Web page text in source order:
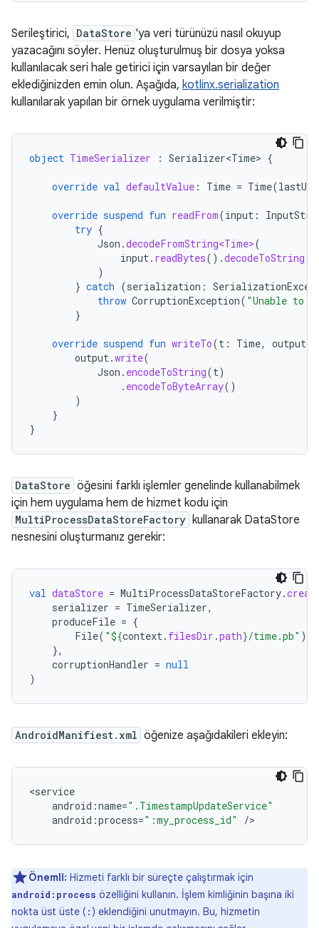
Serileştirici, DataStore 'ya veri türünüzü nasıl okuyup
yazacağını söyler. Henüz oluşturulmuş bir dosya yoksa
kullanılacak seri hale getirici için varsayılan bir değer
eklediğinizden emin olun. Aşağıda, kotlinx.serialization
kullanılarak yapılan bir örnek uygulama verilmiştir:
object TimeSerializer : Serializer<Time> {
override val defaultValue : Time = Time(
override suspend fun readFrom(input :
try {
Json .decodeFromString<Time>(
input. readBytes().decodeToString()
)
} catch (serialization :
throw CorruptionException( "Unable to
}
override suspend fun writeTo(t : Time, output
output.write(
Json . encodeToString(t)
. encodeToByteArray()
)
}
}
DataStore öğesini farklı işlemler genelinde kullanabilmek
için hem uygulama hem de hizmet kodu için
MultiProcessDataStoreFactory kullanarak DataStore
nesnesini oluşturmanız gerekir:
val dataStore = MultiProcessDataStoreFactory.
serializer = TimeSerializer,
produceFile = {
File( "${context. filesDir .path}/time.pb" )
},
corruptionHandler = null
)
AndroidManifiest.xml öğenize aşağıdakileri ekleyin:
<service
android :name=".TimestampUpdateService"
android :process=":my_process_id" /
Önemli: Hizmeti farklı bir süreçte çalıştırmak için
android:process özelliğini kullanın. İşlem kimliğinin başına iki
nokta üst üste ( : ) eklendiğini unutmayın. Bu, hizmetin